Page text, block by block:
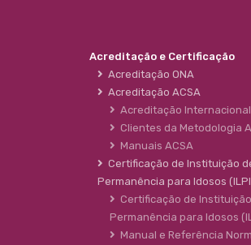
Acreditação e Certificação
Acreditação ONA
Acreditação ACSA
Acreditação Internacional
Clientes da Metodologia
Manuais ACSA
Certificação de Instituição
Permanência para Idosos
Certificação de
Permanência para Idosos
Manual e Referência